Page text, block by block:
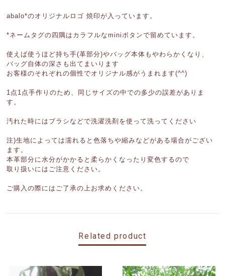
abalo*のオリジナルロゴ 焼印が入っています。
*ネームタグの四隅はカラフルなminiボタンで留めています。
使えば使うほど持ち手(革部分)やバッグ本体もやわらかくなり、
バッグ自体の深さも出てまいります
お客様のそれぞれの個性でオリジナル感がうまれます(^^)
1点1点手作りのため、同じサイズの中での多少の誤差がありま
す。
汚れた時にはブラシなどで洗濯洗剤を使って洗ってください
注)生地によっては濡れると色落ちや縮みなどがある場合がござい
ます。
本革部分に水分がかかると柔らかくなったり変色するので
取り扱いにはご注意ください。
ご購入の際にはご了承の上お求めください。
Related product